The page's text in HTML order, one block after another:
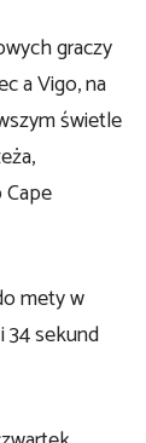
graczy
a Vigo, na
świetle
mety w
34 sekund